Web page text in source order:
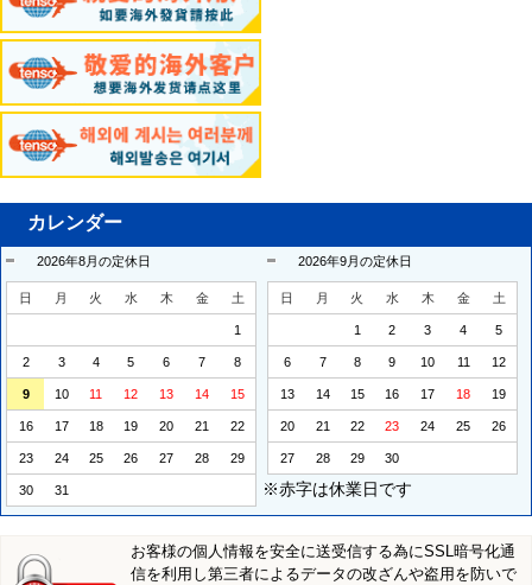
カレンダー
2026年8月の定休日
日 月 火 水 木 金 土
1
2 3 4 5 6 7 8
9 10 11 12 13 14 15
16 17 18 19 20 21 22
23 24 25 26 27 28 29
30 31
2026年9月の定休日
日 月 火 水 木 金 土
1 2 3 4 5
6 7 8 9 10 11 12
13 14 15 16 17 18 19
20 21 22 23 24 25 26
27 28 29 30
※赤字は休業日です
お客様の個人情報を安全に送受信する為にSSL暗号化通
信を利用し第三者によるデータの改ざんや盗用を防いで